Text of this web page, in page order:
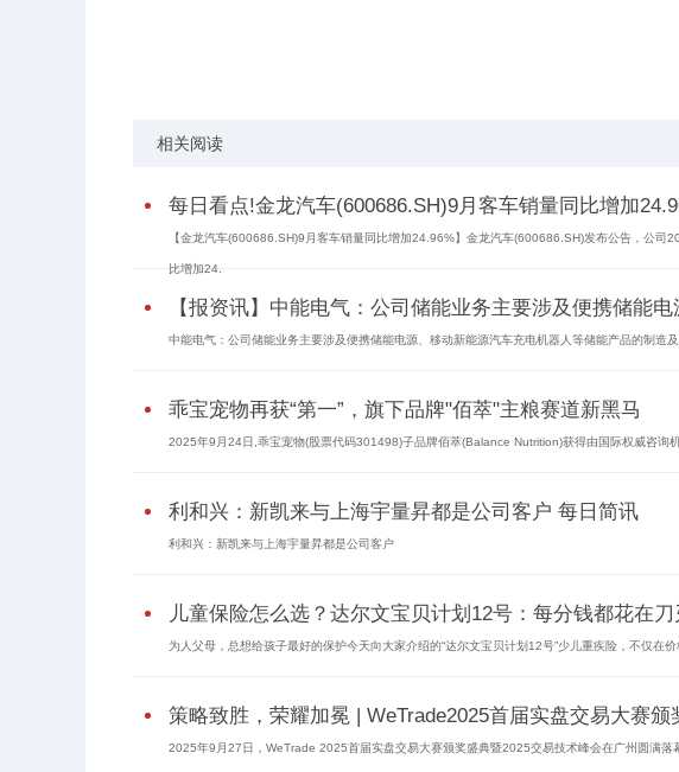
相关阅读
每日看点!金龙汽车(600686.SH)9月客车销量同比增加
【金龙汽车(600686.SH)9月客车销量同比增加24.96%】金龙汽车(600686.SH)发布公告，公
比增加24.
【报资讯】中能电气：公司储能业务主要涉及便携储能
中能电气：公司储能业务主要涉及便携储能电源、移动新能源汽车充电机器人等储能产品的制造
乖宝宠物再获“第一”，旗下品牌"佰萃"主粮赛道新黑马
2025年9月24日,乖宝宠物(股票代码301498)子品牌佰萃(Balance Nutrition)获得由国际权威咨询
利和兴：新凯来与上海宇量昇都是公司客户 每日简讯
利和兴：新凯来与上海宇量昇都是公司客户
儿童保险怎么选？达尔文宝贝计划12号：每分钱都花在刀
为人父母，总想给孩子最好的保护今天向大家介绍的“达尔文宝贝计划12号”少儿重疾险，不仅在价
策略致胜，荣耀加冕 | WeTrade2025首届实盘交易大赛颁
2025年9月27日，WeTrade 2025首届实盘交易大赛颁奖盛典暨2025交易技术峰会在广州圆满